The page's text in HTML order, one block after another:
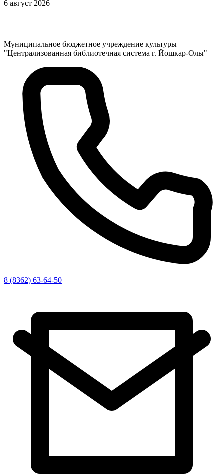
6 август 2026
Муниципальное бюджетное учреждение культуры
"Централизованная библиотечная система г. Йошкар-Олы"
8 (8362) 63-64-50